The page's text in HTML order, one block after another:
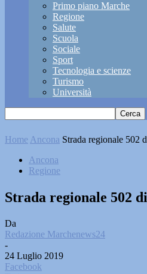
Primo piano Marche
Regione
Salute
Scuola
Sociale
Sport
Tecnologia e scienze
Turismo
Università
Home Ancona Strada regionale 502
Ancona
Regione
Strada regionale 502
Da
Redazione Marchenews24
-
24 Luglio 2019
Facebook